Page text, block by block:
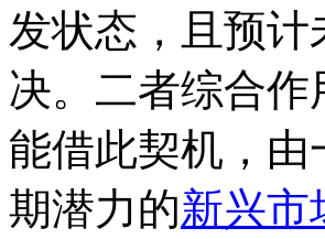
发状态，且预
决。二者综合
能借此契机，
期潜力的新兴市